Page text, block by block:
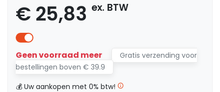
€ 25,83 ex. BTW
Geen voorraad meer
Gratis verzending voor
bestellingen boven € 39.9
💰 Uw aankopen met 0% btw!